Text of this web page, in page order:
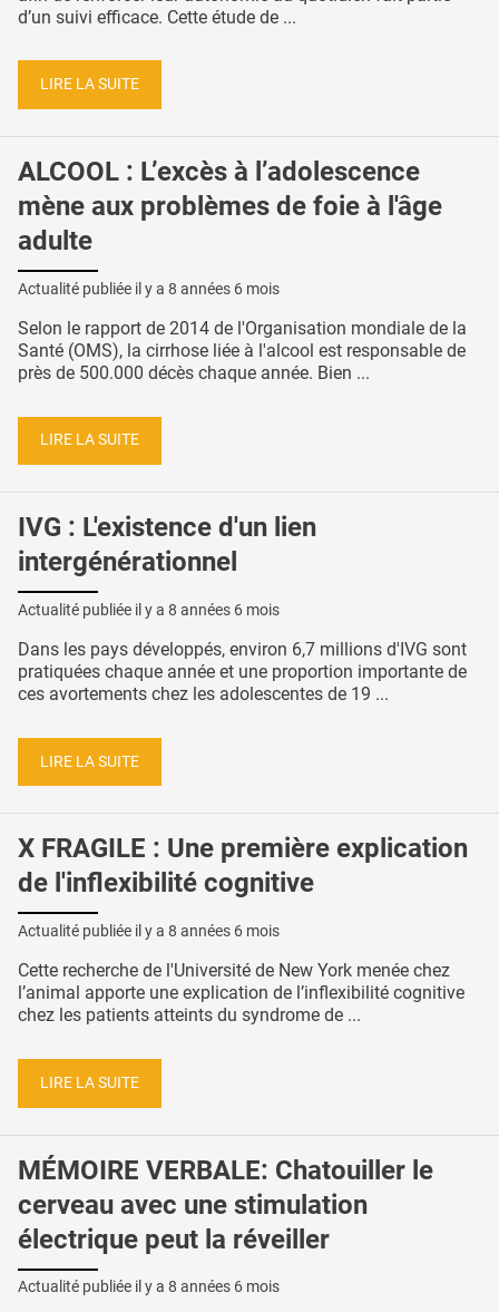
d’un suivi efficace. Cette étude de ...
LIRE LA SUITE
ALCOOL : L’excès à l’adolescence
mène aux problèmes de foie à l'âge
adulte
Actualité publiée il y a 8 années 6 mois
Selon le rapport de 2014 de l'Organisation mondiale de la
Santé (OMS), la cirrhose liée à l'alcool est responsable de
près de 500.000 décès chaque année. Bien ...
LIRE LA SUITE
IVG : L'existence d'un lien
intergénérationnel
Actualité publiée il y a 8 années 6 mois
Dans les pays développés, environ 6,7 millions d'IVG sont
pratiquées chaque année et une proportion importante de
ces avortements chez les adolescentes de 19 ...
LIRE LA SUITE
X FRAGILE : Une première explication
de l'inflexibilité cognitive
Actualité publiée il y a 8 années 6 mois
Cette recherche de l'Université de New York menée chez
l’animal apporte une explication de l’inflexibilité cognitive
chez les patients atteints du syndrome de ...
LIRE LA SUITE
MÉMOIRE VERBALE: Chatouiller le
cerveau avec une stimulation
électrique peut la réveiller
Actualité publiée il y a 8 années 6 mois